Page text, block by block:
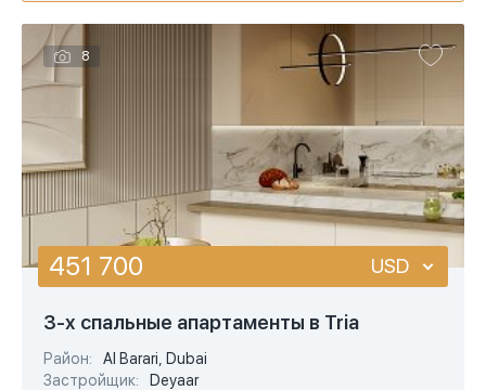
8
3-х спальные апартаменты в Tria
Район:
Al Barari, Dubai
Застройщик:
Deyaar
451 700 USD